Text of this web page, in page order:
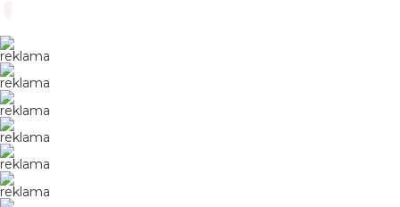
reklama
reklama
reklama
reklama
reklama
reklama